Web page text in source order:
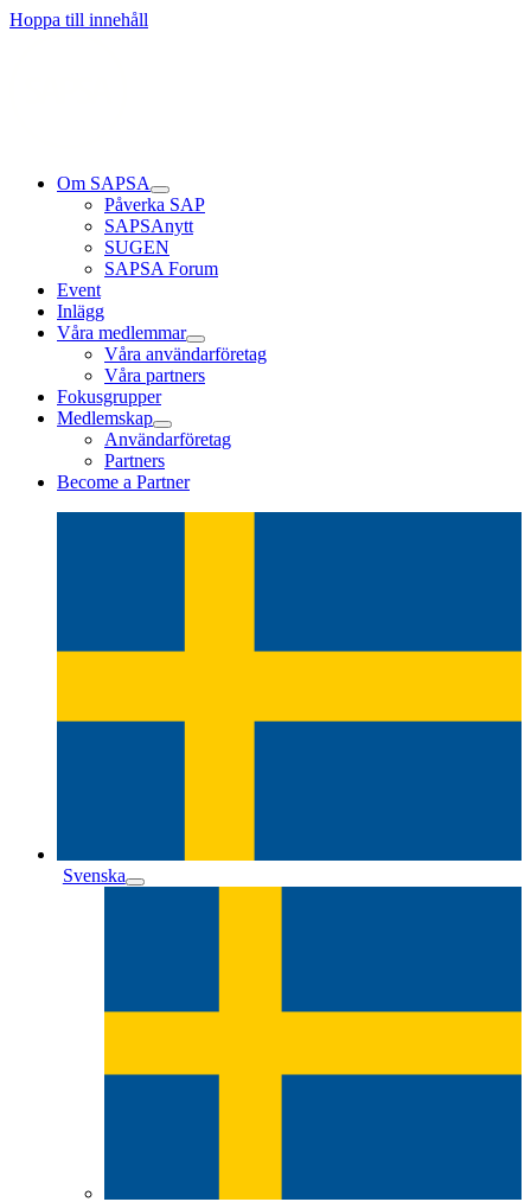
Hoppa till innehåll
Om SAPSA
Påverka SAP
SAPSAnytt
SUGEN
SAPSA Forum
Event
Inlägg
Våra medlemmar
Våra användarföretag
Våra partners
Fokusgrupper
Medlemskap
Användarföretag
Partners
Become a Partner
Svenska
Läs mer
Läs mer
Läs mer